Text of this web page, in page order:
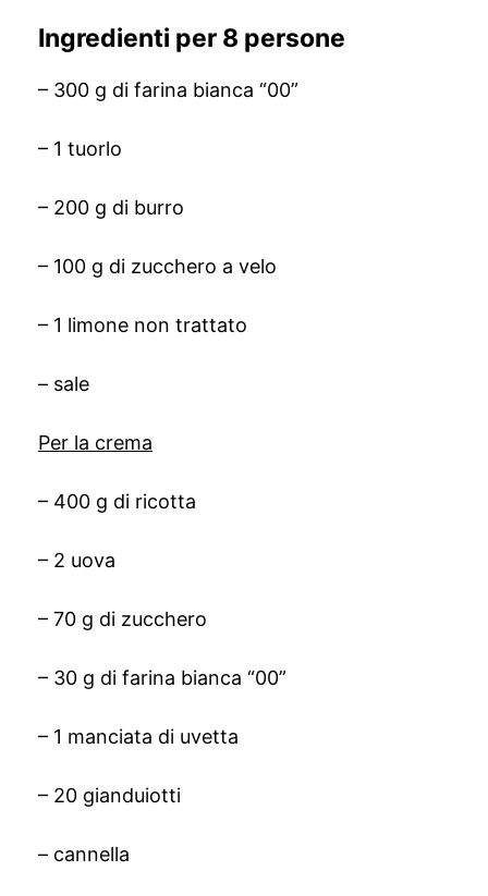
Ingredienti per 8 persone
– 300 g di farina bianca “00”
– 1 tuorlo
– 200 g di burro
– 100 g di zucchero a velo
– 1 limone non trattato
– sale
Per la crema
– 400 g di ricotta
– 2 uova
– 70 g di zucchero
– 30 g di farina bianca “00”
– 1 manciata di uvetta
– 20 gianduiotti
– cannella